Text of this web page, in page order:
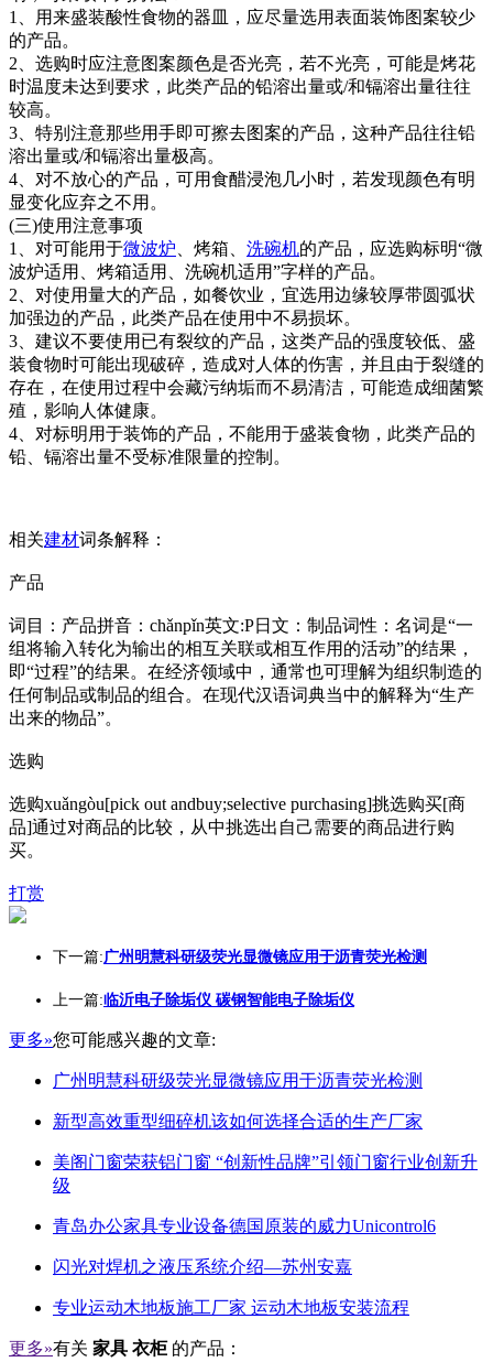
1、用来盛装酸性食物的器皿，应尽量选用表面装饰图案较少
的产品。
2、选购时应注意图案颜色是否光亮，若不光亮，可能是烤花
时温度未达到要求，此类产品的铅溶出量或/和镉溶出量往往
较高。
3、特别注意那些用手即可擦去图案的产品，这种产品往往铅
溶出量或/和镉溶出量极高。
4、对不放心的产品，可用食醋浸泡几小时，若发现颜色有明
显变化应弃之不用。
(三)使用注意事项
1、对可能用于微波炉 、烤箱、 洗碗机的产品，应选购标明“微
波炉适用、烤箱适用、洗碗机适用”字样的产品。
2、对使用量大的产品，如餐饮业，宜选用边缘较厚带圆弧状
加强边的产品，此类产品在使用中不易损坏。
3、建议不要使用已有裂纹的产品，这类产品的强度较低、盛
装食物时可能出现破碎，造成对人体的伤害，并且由于裂缝的
存在，在使用过程中会藏污纳垢而不易清洁，可能造成细菌繁
殖，影响人体健康。
4、对标明用于装饰的产品，不能用于盛装食物，此类产品的
铅、镉溶出量不受标准限量的控制。
相关建材词条解释：
产品
词目：产品拼音：chǎnpǐn英文:P日文：制品词性：名词是“一
组将输入转化为输出的相互关联或相互作用的活动”的结果，
即“过程”的结果。在经济领域中，通常也可理解为组织制造的
任何制品或制品的组合。在现代汉语词典当中的解释为“生产
出来的物品”。
选购
选购xuǎngòu[pick out andbuy;selective purchasing]挑选购买[商
品]通过对商品的比较，从中挑选出自己需要的商品进行购
买。
打赏
下一篇:广州明慧科研级荧光显微镜应用于沥青荧光检测
上一篇:临沂电子除垢仪 碳钢智能电子除垢仪
更多»您可能感兴趣的文章:
广州明慧科研级荧光显微镜应用于沥青荧光检测
新型高效重型细碎机该如何选择合适的生产厂家
美阁门窗荣获铝门窗 “创新性品牌”引领门窗行业创新升
级
青岛办公家具专业设备德国原装的威力Unicontrol6
闪光对焊机之液压系统介绍—苏州安嘉
专业运动木地板施工厂家 运动木地板安装流程
更多»有关 家具 衣柜 的产品：